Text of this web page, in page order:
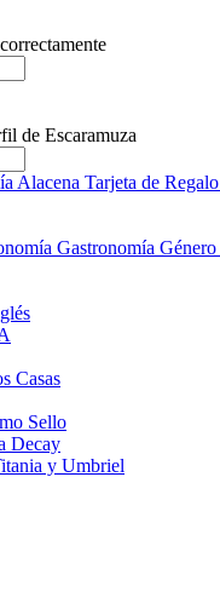
Alacena Tarjeta de Regalo
Gastronomía Género
Casas
Sello
Decay
y Umbriel